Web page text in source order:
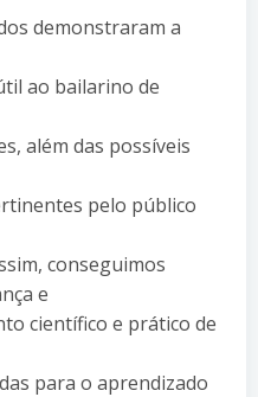
demonstraram a
ao bailarino de
além das possíveis
pelo público
conseguimos
e
científico e prático de
para o aprendizado